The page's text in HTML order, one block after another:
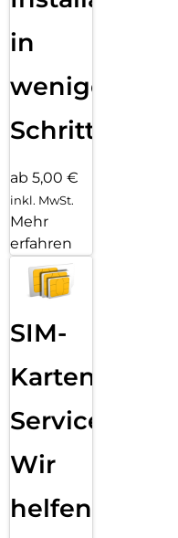
in
wenigen
Schritten
ab 5,00 €
inkl. MwSt.
Mehr
erfahren
SIM-
Karten
Service:
Wir
helfen